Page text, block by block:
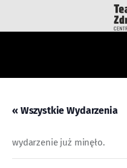
« Wszystkie Wydarzenia
wydarzenie już minęło.